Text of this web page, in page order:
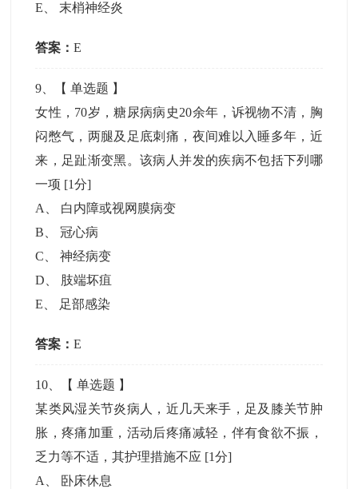
E
末梢神经炎
答案：E
9 、【单选题 】
女性，70岁，糖尿病病史20余年，诉视物不清，胸
闷憋气，两腿及足底刺痛，夜间难以入睡多年，近
来，足趾渐变黑。该病人并发的疾病不包括下列哪
一项 [1分]
A
白内障或视网膜病变
B 、冠心病
C 、神经病变
D
肢端坏疽
E
足部感染
答案：E
10 、【单选题 】
某类风湿关节炎病人，近几天来手，足及膝关节肿
胀，疼痛加重，活动后疼痛减轻，伴有食欲不振，
乏力等不适，其护理措施不应 [1分]
A
卧床休息